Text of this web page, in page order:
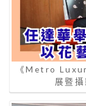
《Metro
展暨